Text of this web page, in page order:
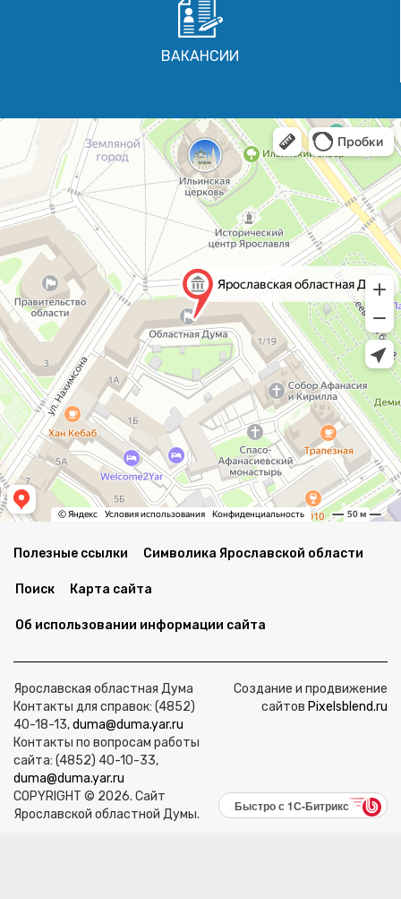
ВАКАНСИИ
Полезные ссылки Символика Ярославской области
Поиск Карта сайта
Об использовании информации сайта
Ярославская областная Дума
Контакты для справок: (4852)
40-18-13,duma@duma.yar.ru
Контакты по вопросам работы
сайта: (4852) 40-10-33,
duma@duma.yar.ru
COPYRIGHT © 2026. Сайт
Ярославской областной Думы.
Создание и продвижение
сайтов Pixelsblend.ru
Быстро с 1С-Битрикс